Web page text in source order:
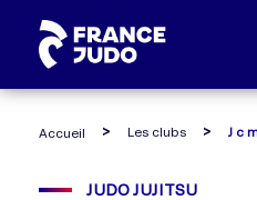
Accueil Les clubs J c
JUDO JUJITSU